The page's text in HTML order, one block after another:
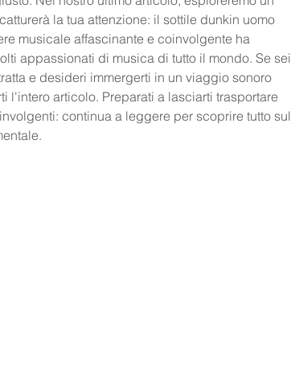
la tua attenzione: il sottile dunkin uomo
musicale affascinante e coinvolgente ha
appassionati di musica di tutto il mondo. Se sei
e desideri immergerti in un viaggio sonoro
l'intero articolo. Preparati a lasciarti trasportare
continua a leggere per scoprire tutto sul